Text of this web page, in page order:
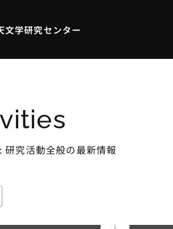
文学研究センター
究活動全般の最新情報